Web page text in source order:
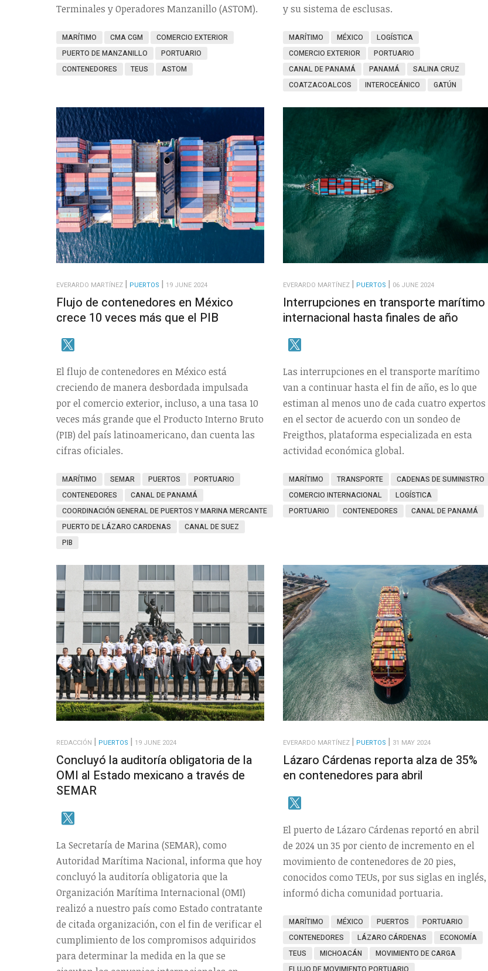
Terminales y Operadores Manzanillo (ASTOM).
MARÍTIMO CMA CGM
COMERCIO EXTERIOR
PUERTO DE MANZANILLO
PORTUARIO
CONTENEDORES
TEUS ASTOM
y su sistema de esclusas.
MARÍTIMO MÉXICO
LOGÍSTICA
COMERCIO EXTERIOR
PORTUARIO
CANAL DE PANAMÁ
PANAMÁ
SALINA CRUZ
COATZACOALCOS
INTEROCEÁNICO GATÚN
EVERARDO MARTÍNEZ PUERTOS 19 JUNE 2024
Flujo de contenedores en México
crece 10 veces más que el PIB
El flujo de contenedores en México está
creciendo de manera desbordada impulsada
por el comercio exterior, incluso, a una tasa 10
veces más grande que el Producto Interno Bruto
(PIB) del país latinoamericano, dan cuenta las
cifras oficiales.
MARÍTIMO SEMAR PUERTOS
PORTUARIO
CONTENEDORES
CANAL DE PANAMÁ
COORDINACIÓN GENERAL DE PUERTOS Y MARINA MERCANTE
PUERTO DE LÁZARO CARDENAS
CANAL DE SUEZ
PIB
EVERARDO MARTÍNEZ PUERTOS 06 JUNE 2024
Interrupciones en transporte marítimo
internacional hasta finales de año
Las interrupciones en el transporte marítimo
van a continuar hasta el fin de año, es lo que
estiman al menos uno de cada cuatro expertos
en el sector de acuerdo con un sondeo de
Freigthos, plataforma especializada en esta
actividad económica global.
MARÍTIMO TRANSPORTE
CADENAS DE SUMINISTRO
COMERCIO INTERNACIONAL
LOGÍSTICA
PORTUARIO
CONTENEDORES CANAL DE PANAMÁ
REDACCIÓN PUERTOS 19 JUNE 2024
Concluyó la auditoría obligatoria de la
OMI al Estado mexicano a través de
SEMAR
La Secretaría de Marina (SEMAR), como
Autoridad Marítima Nacional, informa que hoy
concluyó la auditoría obligatoria que la
Organización Marítima Internacional (OMI)
realizó a nuestro país como Estado contratante
de citada organización, con el fin de verificar el
cumplimiento de los compromisos adquiridos
para determinar la medida en la que se
EVERARDO MARTÍNEZ PUERTOS 31 MAY 2024
Lázaro Cárdenas reporta alza de 35%
en contenedores para abril
El puerto de Lázaro Cárdenas reportó en abril
de 2024 un 35 por ciento de incremento en el
movimiento de contenedores de 20 pies,
conocidos como TEUs, por sus siglas en inglés,
informó dicha comunidad portuaria.
MARÍTIMO MÉXICO PUERTOS
PORTUARIO
CONTENEDORES
LÁZARO CÁRDENAS
ECONOMÍA
TEUS
MICHOACÁN
MOVIMIENTO DE CARGA